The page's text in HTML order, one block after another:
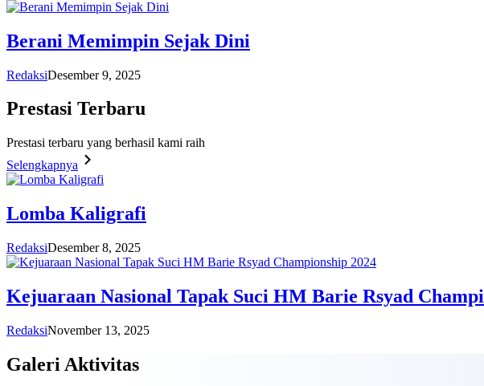
Berani Memimpin Sejak Dini
RedaksiDesember 9, 2025
Prestasi Terbaru
Prestasi terbaru yang berhasil kami raih
Selengkapnya
Lomba Kaligrafi
RedaksiDesember 8, 2025
Kejuaraan Nasional Tapak Suci HM Barie Rsyad
RedaksiNovember 13, 2025
Galeri Aktivitas